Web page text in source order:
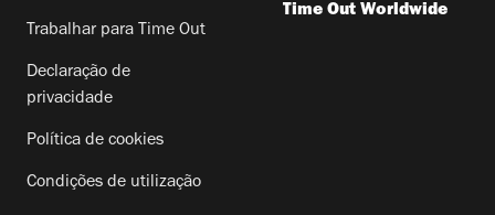
Trabalhar para Time Out
Declaração de
privacidade
Política de cookies
Condições de utilização
Time Out Worldwide